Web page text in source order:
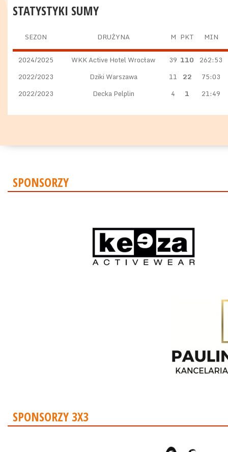
STATYSTYKI SUMY
SEZON DRUŻYNA M PKT MIN
2024/2025 WKK Active Hotel Wrocław 39 110 262:53
2022/2023
Dziki Warszawa 11 22
75:03
2022/2023
Decka Pelplin 4 1 21:49
SPONSORZY
SPONSORZY 3X3